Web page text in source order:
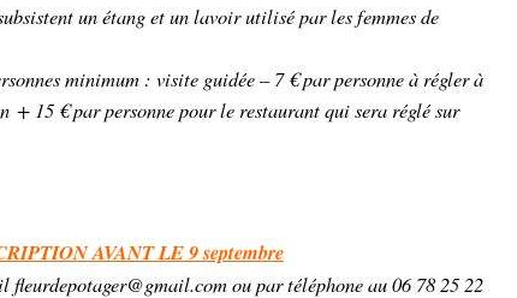
un étang et un lavoir utilisé par les femmes de
minimum : visite guidée – 7 € par personne à régler à
+ 15 € par personne pour le restaurant qui sera réglé sur
AVANT LE 9 septembre
fleurdepotager@gmail.com ou par téléphone au 06 78 25 22